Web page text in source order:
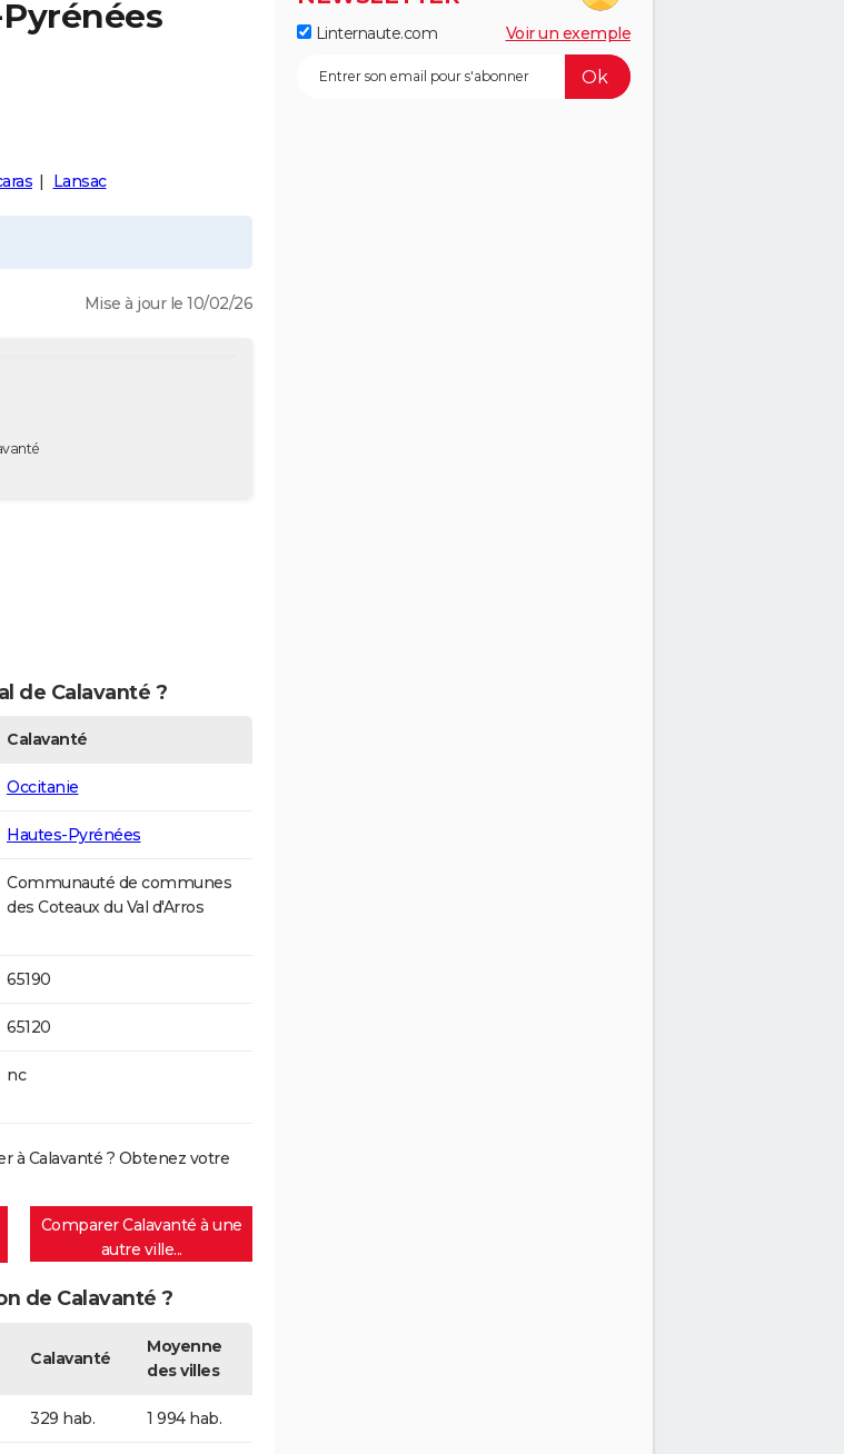
Lansac
Mise à jour le 10/02/26
de Calavanté ?
Calavanté
Occitanie
Hautes-Pyrénées
Communauté de communes
des Coteaux du Val d'Arros
65190
65120
nc
à Calavanté ? Obtenez votre
Comparer Calavanté à une
autre ville...
de Calavanté ?
Calavanté
Moyenne
des villes
329 hab. 1 994 hab.
Linternaute.com Voir un exemple